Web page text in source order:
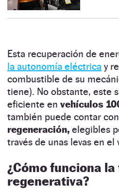
Esta recuperación de
la autonomía eléctrica y
combustible de su
tiene). No obstante, este
eficiente en vehículos
también puede contar con
regeneración, elegibles
través de unas levas en el
¿Cómo funciona
regenerativa?